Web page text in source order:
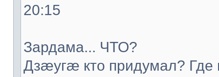
20:15
Зардама... ЧТО?
Дзæугæ кто придумал? Где